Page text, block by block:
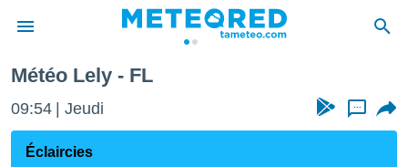
de
Météo Lely - FL
09:54 Jeudi ...
Éclaircies